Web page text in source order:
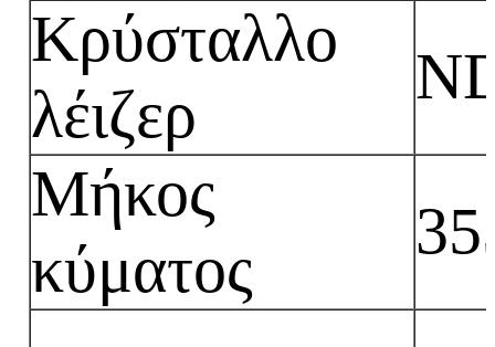
Κρύσταλλο
λέιζερ
Μήκος
κύματος